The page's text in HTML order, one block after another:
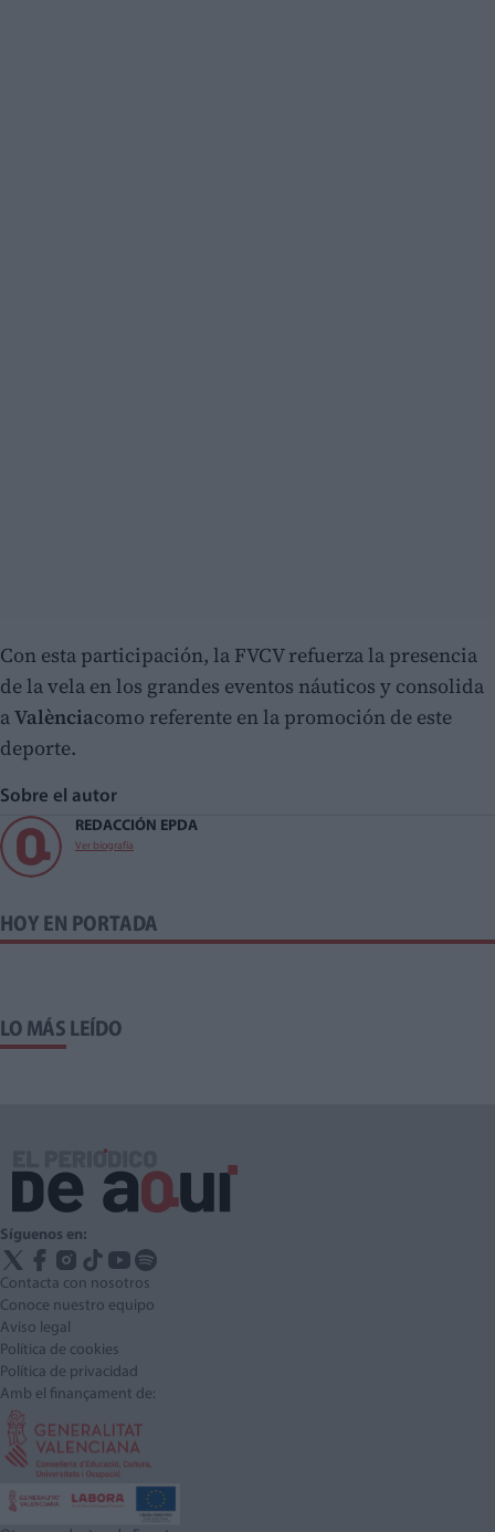
Con esta participación, la FVCV refuerza la presencia
de la vela en los grandes eventos náuticos y consolida
aValènciacomo referente en la promoción de este
deporte.
Sobre el autor
REDACCIÓN EPDA
Ver biografía
HOY EN PORTADA
LO MÁS LEÍDO
Síguenos en:
Contacta con nosotros
Conoce nuestro equipo
Aviso legal
Política de cookies
Política de privacidad
Amb el finançament de: